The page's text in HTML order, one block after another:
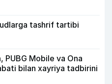
tashrif tartibi
PUBG Mobile va Ona
bilan xayriya tadbirini